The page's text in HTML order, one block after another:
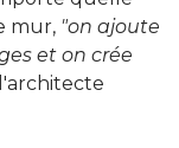
mur, "on ajoute
et on crée